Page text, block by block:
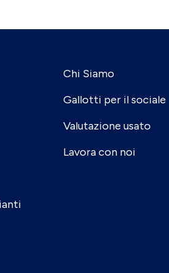
Chi Siamo
Gallotti per il sociale
Valutazione usato
Lavora con noi